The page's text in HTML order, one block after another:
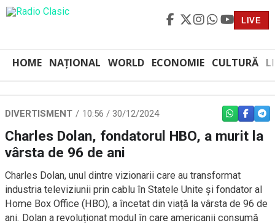
LIVE
HOME NAȚIONAL WORLD ECONOMIE CULTURĂ
DIVERTISMENT 10:56 / 30/12/2024 WHATSAPP
Charles Dolan, fondatorul HBO, a murit la
vârsta de 96 de ani
Charles Dolan, unul dintre vizionarii care au transformat
industria televiziunii prin cablu în Statele Unite și fondator al
Home Box Office (HBO), a încetat din viață la vârsta de 96 de
ani. Dolan a revoluționat modul în care americanii consumă